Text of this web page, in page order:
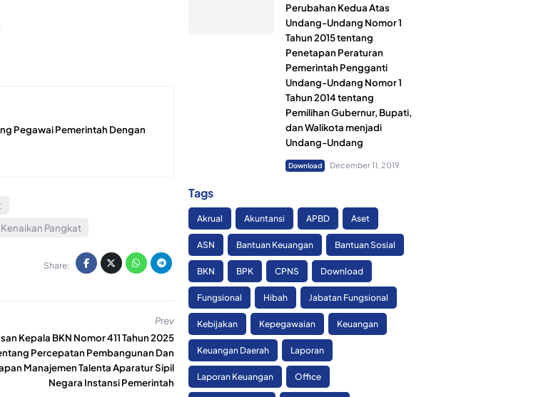
Pegawai Pemerintah Dengan
Pangkat
Share:
Prev
Kepala BKN Nomor 411 Tahun 2025
Percepatan Pembangunan Dan
Manajemen Talenta Aparatur Sipil
Negara Instansi Pemerintah
Perubahan Kedua Atas
Undang-Undang Nomor 1
Tahun 2015 tentang
Penetapan Peraturan
Pemerintah Pengganti
Undang-Undang Nomor 1
Tahun 2014 tentang
Pemilihan Gubernur, Bupati,
dan Walikota menjadi
Undang-Undang
Download December 11, 2019
Tags
Akrual Akuntansi APBD Aset
ASN Bantuan Keuangan Bantuan Sosial
BKN BPK CPNS Download
Fungsional Hibah Jabatan Fungsional
Kebijakan Kepegawaian Keuangan
Keuangan Daerah Laporan
Laporan Keuangan Office